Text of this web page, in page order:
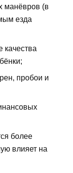
манёвров (в
езда
качества
пробои и
более
влияет на